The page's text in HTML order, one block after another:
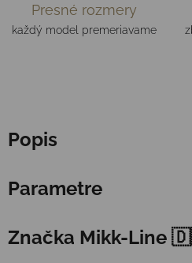
Presné rozmery
každý model premeriavame
Popis
Parametre
Značka Mikk-Line